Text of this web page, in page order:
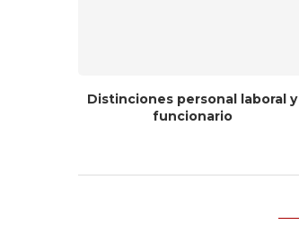
Distinciones personal laboral y
funcionario